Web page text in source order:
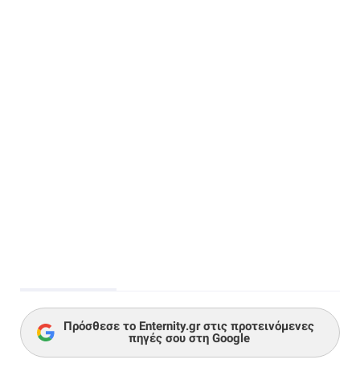
Πρόσθεσε το Enternity.gr στις προτεινόμενες
πηγές σου στη Google